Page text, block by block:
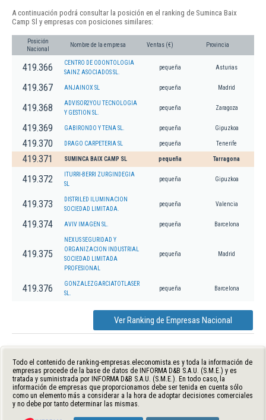
A continuación podrá consultar la posición en el ranking de Suminca Baix
Camp Sl y empresas con posiciones similares:
Posición
Nacional
Nombre de la empresa Ventas (€) Provincia
419.366
CENTRO DE ODONTOLOGIA
SAINZ ASOCIADOS SL.
pequeña Asturias
419.367 ANJAINOX SL pequeña Madrid
419.368
ADVISOR2YOU TECNOLOGIA
Y GESTION SL.
pequeña Zaragoza
419.369 GABIRONDO Y TENA SL. pequeña Gipuzkoa
419.370 DRAGO CARPETERIA SL pequeña Tenerife
419.371 SUMINCA BAIX CAMP SL pequeña Tarragona
419.372
ITURRI-BERRI ZURGINDEGIA
SL
pequeña Gipuzkoa
419.373
DISTRILED ILUMINACION
SOCIEDAD LIMITADA.
pequeña Valencia
419.374 AVIV IMAGEN SL. pequeña Barcelona
419.375
NEXUS SEGURIDAD Y
ORGANIZACION INDUSTRIAL
SOCIEDAD LIMITADA
PROFESIONAL
pequeña Madrid
419.376
GONZALEZGARCIATOTLASER
SL.
pequeña Barcelona
Ver Ranking de Empresas Nacional
Todo el contenido de ranking-empresas.eleconomista.es y toda la información de
empresas procede de la base de datos de INFORMA D&B S.A.U. (S.M.E.) y es
tratada y suministrada por INFORMA D&B S.A.U. (S.M.E.). En todo caso, la
información de empresas que proporcionamos debe ser tenida en cuenta sólo
como un elemento más a considerar a la hora de adoptar decisiones comerciales
y no debe por tanto determinar las mismas.